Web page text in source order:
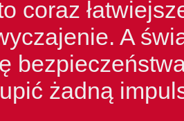
coraz
A
żadną